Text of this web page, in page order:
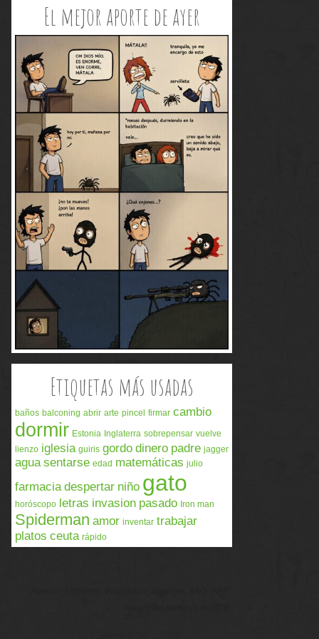
El mejor aporte de ayer
Etiquetas más usadas
baños balconing abrir arte pincel firmar cambio
dormir Estonia Inglaterra sobrepensar vuelve
lienzo iglesia guiris gordo dinero padre jagger
agua sentarse edad matemáticas julio
farmacia despertar niño gato
horóscopo letras invasion pasado Iron man
Spiderman amor inventar trabajar
platos ceuta rápido